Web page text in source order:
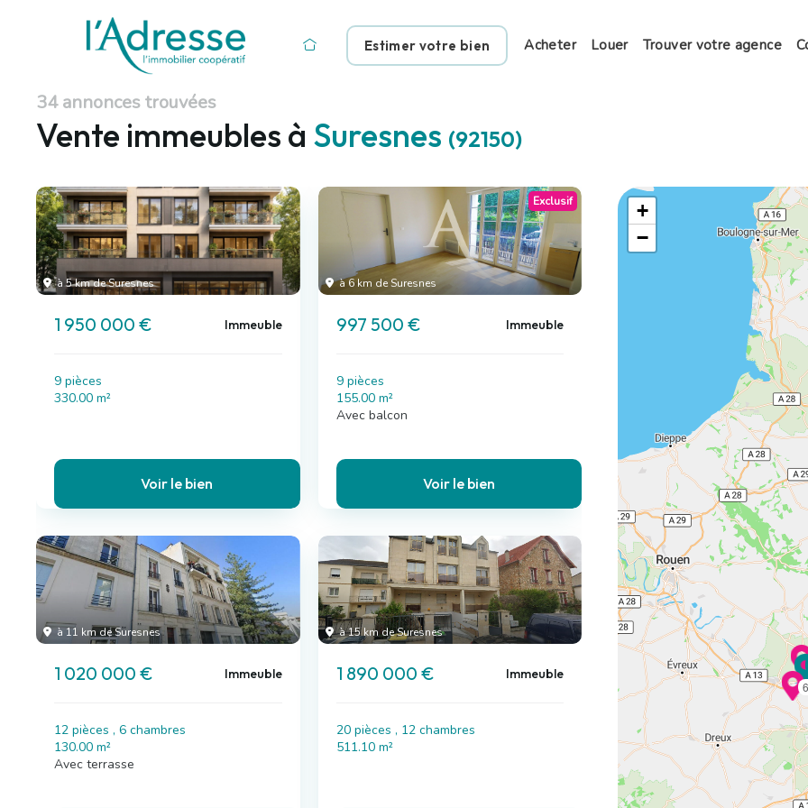
Estimer votre bien Acheter Louer Trouver votre agence
34 annonces trouvées
Vente immeubles à Suresnes (92150)
à 5 km de Suresnes
1 950 000 € Immeuble
9 pièces
330.00 m²
Voir le bien
à 6 km de Suresnes
Exclusif
997 500 € Immeuble
9 pièces
155.00 m²
Avec balcon
Voir le bien
à 11 km de Suresnes
1 020 000 € Immeuble
12 pièces , 6 chambres
130.00 m²
Avec terrasse
à 15 km de Suresnes
1 890 000 € Immeuble
20 pièces , 12 chambres
511.10 m²
+
−